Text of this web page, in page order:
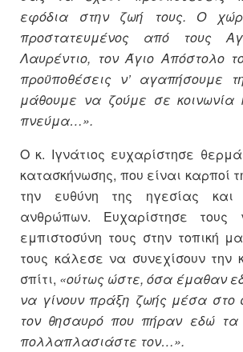
εφόδια στην ζωή τους. Ο
προστατευμένος από τους
Λαυρέντιο, τον Άγιο Απόστολο
προϋποθέσεις ν’ αγαπήσουμε
μάθουμε να ζούμε σε κοινωνία
πνεύμα…».
Ο κ. Ιγνάτιος ευχαρίστησε
κατασκήνωσης, που είναι καρποί
την ευθύνη της ηγεσίας και
ανθρώπων. Ευχαρίστησε τους
εμπιστοσύνη τους στην τοπική
τους κάλεσε να συνεχίσουν την
σπίτι, «ούτως ώστε, όσα έμαθαν
να γίνουν πράξη ζωής μέσα στο
τον θησαυρό που πήραν εδώ τα
πολλαπλασιάστε τον…».